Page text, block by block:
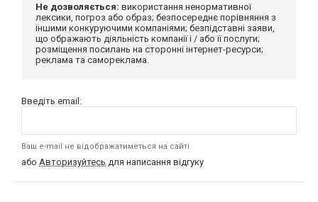
Не дозволяється: використання ненормативної
лексики, погроз або образ; безпосереднє порівняння з
іншими конкуруючими компаніями; безпідставні заяви,
що ображають діяльність компанії і / або її послуги;
розміщення посилань на сторонні інтернет-ресурси;
реклама та самореклама.
Введіть email:
Ваш e-mail не відображатиметься на сайті
або Авторизуйтесь для написання відгуку